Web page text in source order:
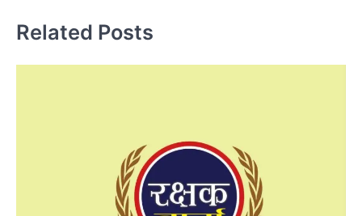
Related Posts